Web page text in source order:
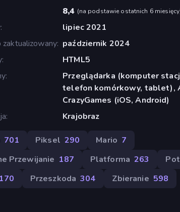
8,4 (na podstawie ostatnich 6 miesięcy
lipiec 2021
październik 2024
HTML5
Przeglądarka (komputer
telefon komórkowy, tablet),
CrazyGames (iOS, Android)
Krajobraz
701 Piksel 290 Mario 7
Przewijanie 187 Platforma 263
Przeszkoda 304 Zbieranie 598